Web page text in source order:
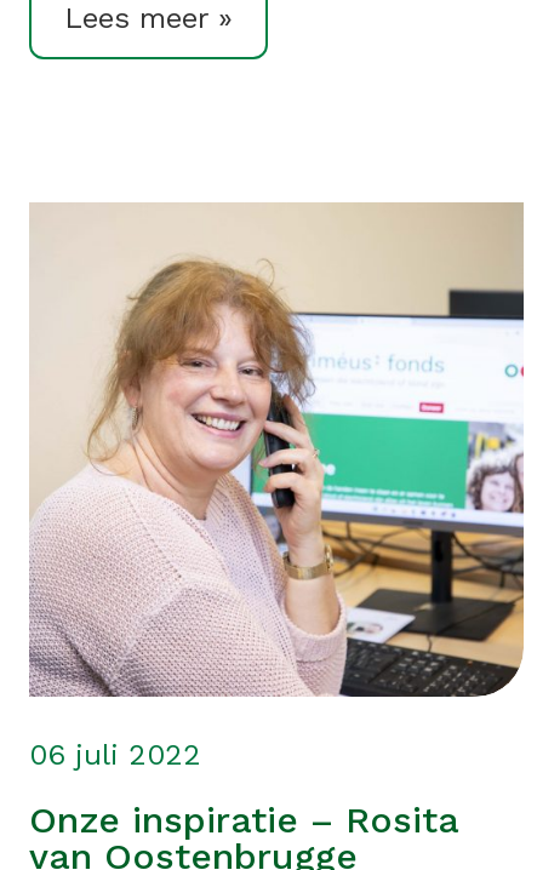
Lees meer »
Onze inspiratie – Rosita
van Oostenbrugge
06 juli 2022